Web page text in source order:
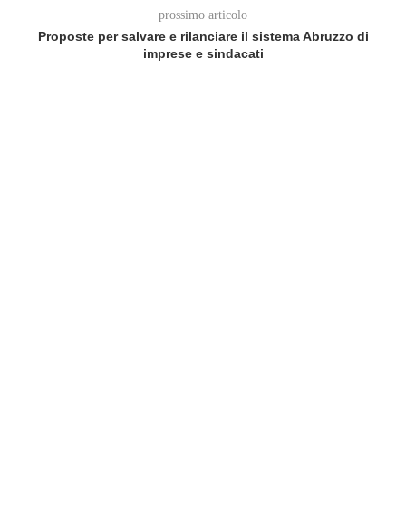
prossimo articolo
Proposte per salvare e rilanciare il sistema Abruzzo di
imprese e sindacati